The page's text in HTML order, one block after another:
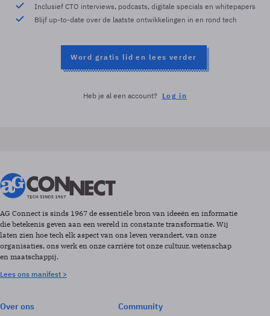
Inclusief CTO interviews, podcasts, digitale specials en whitepapers
Blijf up-to-date over de laatste ontwikkelingen in en rond tech
Word gratis lid en lees verder
Heb je al een account? Log in
AG Connect is sinds 1967 de essentiële bron van ideeën en informatie
die betekenis geven aan een wereld in constante transformatie. Wij
laten zien hoe tech elk aspect van ons leven verandert, van onze
organisaties, ons werk en onze carrière tot onze cultuur, wetenschap
en maatschappij.
Lees ons manifest >
Over ons
Community